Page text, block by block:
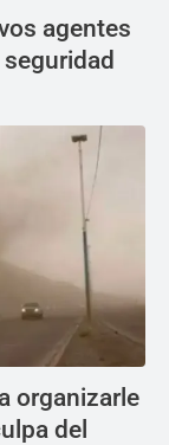
agentes
organizarle
del